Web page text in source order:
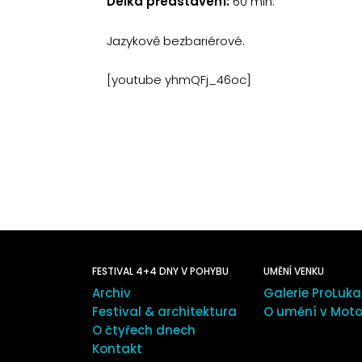
Jazykově bezbariérové.
[youtube yhmQFj_46oc]
FESTIVAL 4+4 DNY V POHYBU
Archiv
Festival & architektura
O čtyřech dnech
Kontakt
UMĚNÍ VENKU
Galerie ProLuka
O umění v